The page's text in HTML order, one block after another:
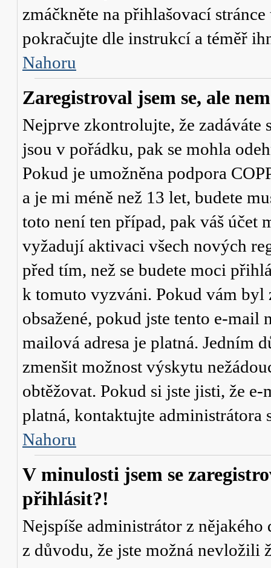
zmáčkněte na přihlašovací
pokračujte dle instrukcí a téměř
Nahoru
Zaregistroval jsem se, ale
Nejprve zkontrolujte, že zadáváte
jsou v pořádku, pak se mohla
Pokud je umožněna podpora
a je mi méně než 13 let, budete
toto není ten případ, pak váš účet
vyžadují aktivaci všech nových
před tím, než se budete moci
k tomuto vyzváni. Pokud vám byl
obsažené, pokud jste tento e-mail
mailová adresa je platná. Jedním
zmenšit možnost výskytu
obtěžovat. Pokud si jste jisti, že
platná, kontaktujte administrátora
Nahoru
V minulosti jsem se
přihlásit?!
Nejspíše administrátor z
z důvodu, že jste možná nevložili